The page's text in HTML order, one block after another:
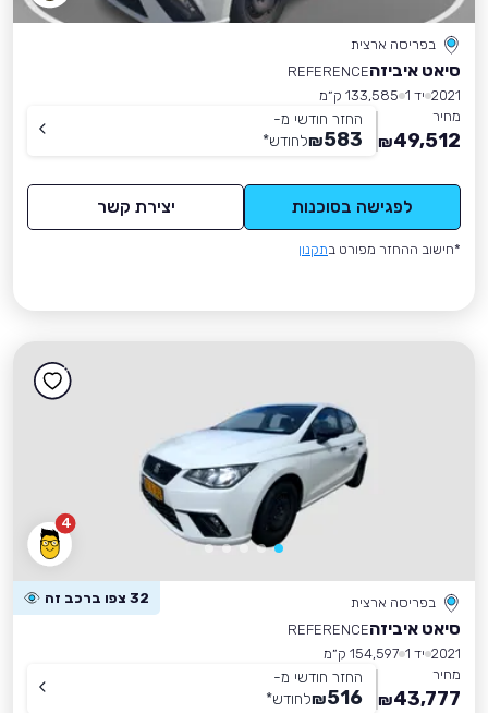
בפריסה ארצית
סיאט איביזהREFERENCE
2021 יד 1
133,585 ק״מ
מחיר
49,512
₪
החזר חודשי מ-
583
₪לחודש*
לפגישה בסוכנות יצירת קשר
*חישוב ההחזר מפורט בתקנון
4
בפריסה ארצית 32 צפו ברכב זה
סיאט איביזהREFERENCE
2021 יד 1
154,597 ק״מ
מחיר
43,777
₪
החזר חודשי מ-
516
₪לחודש*